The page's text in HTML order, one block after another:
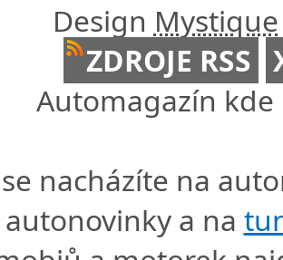
Design Mystique
ZDROJE RSS
Automagazín
nacházíte na
a na